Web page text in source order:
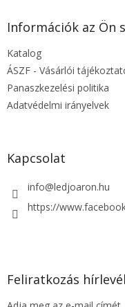
Információk az Ön
Katalog
ÁSZF - Vásárlói
Panaszkezelési politika
Adatvédelmi irányelvek
Kapcsolat
info@ledjoaron.hu
https://
Feliratkozás